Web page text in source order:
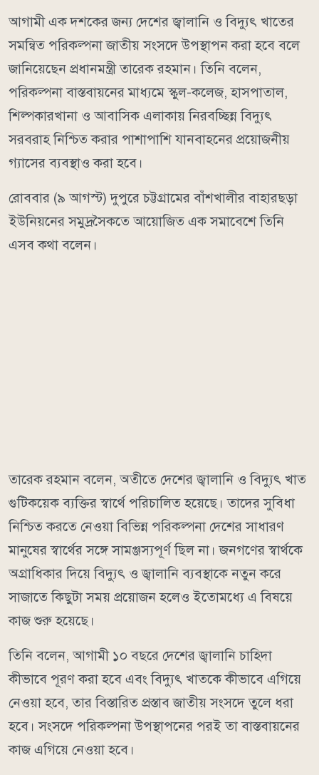
আগামী এক দশকের জন্য দেশের জ্বালানি ও বিদ্যুৎ খাতের
সমন্বিত পরিকল্পনা জাতীয় সংসদে উপস্থাপন করা হবে বলে
জানিয়েছেন প্রধানমন্ত্রী তারেক রহমান। তিনি বলেন,
পরিকল্পনা বাস্তবায়নের মাধ্যমে স্কুল-কলেজ, হাসপাতাল,
শিল্পকারখানা ও আবাসিক এলাকায় নিরবচ্ছিন্ন বিদ্যুৎ
সরবরাহ নিশ্চিত করার পাশাপাশি যানবাহনের প্রয়োজনীয়
গ্যাসের ব্যবস্থাও করা হবে।
রোববার (৯ আগস্ট) দুপুরে চট্টগ্রামের বাঁশখালীর বাহারছড়া
ইউনিয়নের সমুদ্রসৈকতে আয়োজিত এক সমাবেশে তিনি
এসব কথা বলেন।
তারেক রহমান বলেন, অতীতে দেশের জ্বালানি ও বিদ্যুৎ খাত
গুটিকয়েক ব্যক্তির স্বার্থে পরিচালিত হয়েছে। তাদের সুবিধা
নিশ্চিত করতে নেওয়া বিভিন্ন পরিকল্পনা দেশের সাধারণ
মানুষের স্বার্থের সঙ্গে সামঞ্জস্যপূর্ণ ছিল না। জনগণের স্বার্থকে
অগ্রাধিকার দিয়ে বিদ্যুৎ ও জ্বালানি ব্যবস্থাকে নতুন করে
সাজাতে কিছুটা সময় প্রয়োজন হলেও ইতোমধ্যে এ বিষয়ে
কাজ শুরু হয়েছে।
তিনি বলেন, আগামী ১০ বছরে দেশের জ্বালানি চাহিদা
কীভাবে পূরণ করা হবে এবং বিদ্যুৎ খাতকে কীভাবে এগিয়ে
নেওয়া হবে, তার বিস্তারিত প্রস্তাব জাতীয় সংসদে তুলে ধরা
হবে। সংসদে পরিকল্পনা উপস্থাপনের পরই তা বাস্তবায়নের
কাজ এগিয়ে নেওয়া হবে।